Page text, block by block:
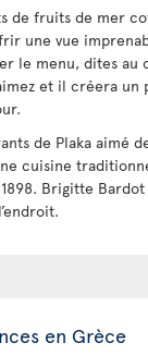
de fruits de mer
une vue
le menu, dites au
et il créera un
de Plaka aimé
cuisine
Brigitte
en Grèce